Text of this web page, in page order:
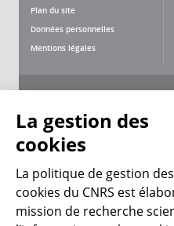
Plan du site
Données personnelles
Mentions légales
La gestion des
cookies
La politique de gestion des
cookies du CNRS est
mission de recherche